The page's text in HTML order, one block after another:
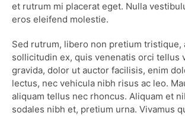
et rutrum mi placerat eget. Nulla
eros eleifend molestie.
Sed rutrum, libero non pretium tristique,
sollicitudin ex, quis venenatis orci tellus
gravida, dolor ut auctor facilisis, enim
lectus, nec vehicula nibh risus ac leo.
aliquam tellus nec rhoncus. Aliquam et
sodales nibh et, pretium urna. Vivamus